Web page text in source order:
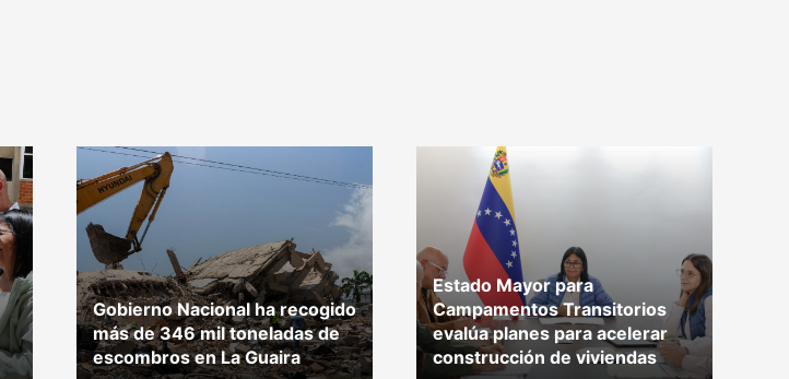
Gobierno Nacional ha recogido
más de 346 mil toneladas de
escombros en La Guaira
Estado Mayor para
Campamentos Transitorios
evalúa planes para acelerar
construcción de viviendas